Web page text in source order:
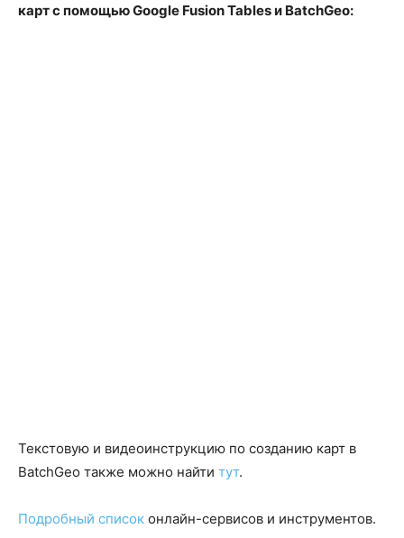
карт с помощью Google Fusion Tables и BatchGeo:
Текстовую и видеоинструкцию по созданию карт в
BatchGeo также можно найти тут.
Подробный список онлайн-сервисов и инструментов.